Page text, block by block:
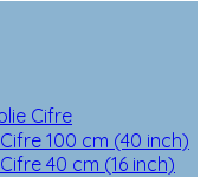
Cifre
100 cm (40 inch)
40 cm (16 inch)